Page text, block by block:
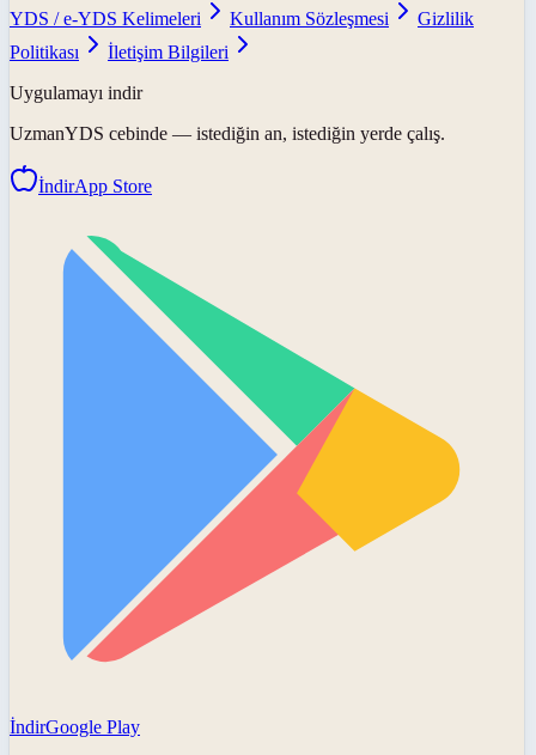
YDS / e-YDS Kelimeleri
Kullanım Sözleşmesi
Gizlilik
Politikası
İletişim Bilgileri
Uygulamayı indir
UzmanYDS cebinde — istediğin an, istediğin yerde çalış.
İndirApp Store
İndirGoogle Play